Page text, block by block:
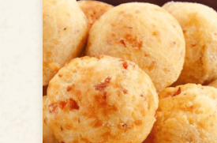
別急著懷疑人生，也別急
譜。因為～ 你吃到的，可
「正統」生吐司！
今天就讓我們一起來告訴
司差別大解密，從三大面